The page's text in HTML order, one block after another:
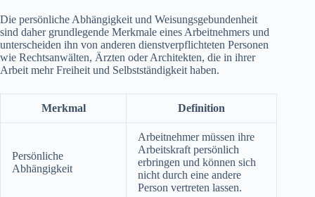
Die persönliche Abhängigkeit und Weisungsgebundenheit
sind daher grundlegende Merkmale eines Arbeitnehmers und
unterscheiden ihn von anderen dienstverpflichteten Personen
wie Rechtsanwälten, Ärzten oder Architekten, die in ihrer
Arbeit mehr Freiheit und Selbstständigkeit haben.
Merkmal Definition
Persönliche
Abhängigkeit
Arbeitnehmer müssen ihre
Arbeitskraft persönlich
erbringen und können sich
nicht durch eine andere
Person vertreten lassen.